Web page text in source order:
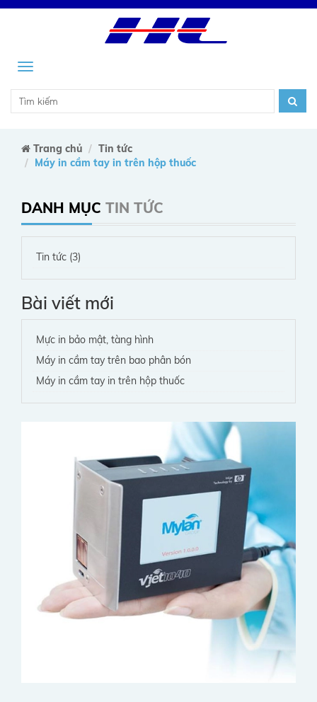
Menu
Trang chủ
Tin tức
Máy in cầm tay in trên hộp thuốc
DANH MỤC TIN TỨC
Tin tức (3)
Bài viết mới
Mực in bảo mật, tàng hình
Máy in cầm tay trên bao phân bón
Máy in cầm tay in trên hộp thuốc